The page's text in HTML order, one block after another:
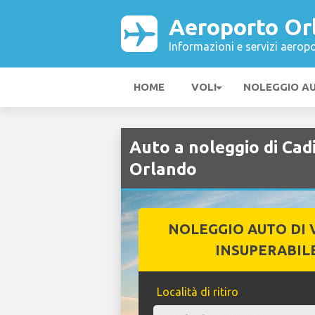
Aeroporto
Informazioni e servizi
HOME VOLI NOLEGGIO
Auto a noleggio di
Orlando
NOLEGGIO AUTO DI
Località di ritiro